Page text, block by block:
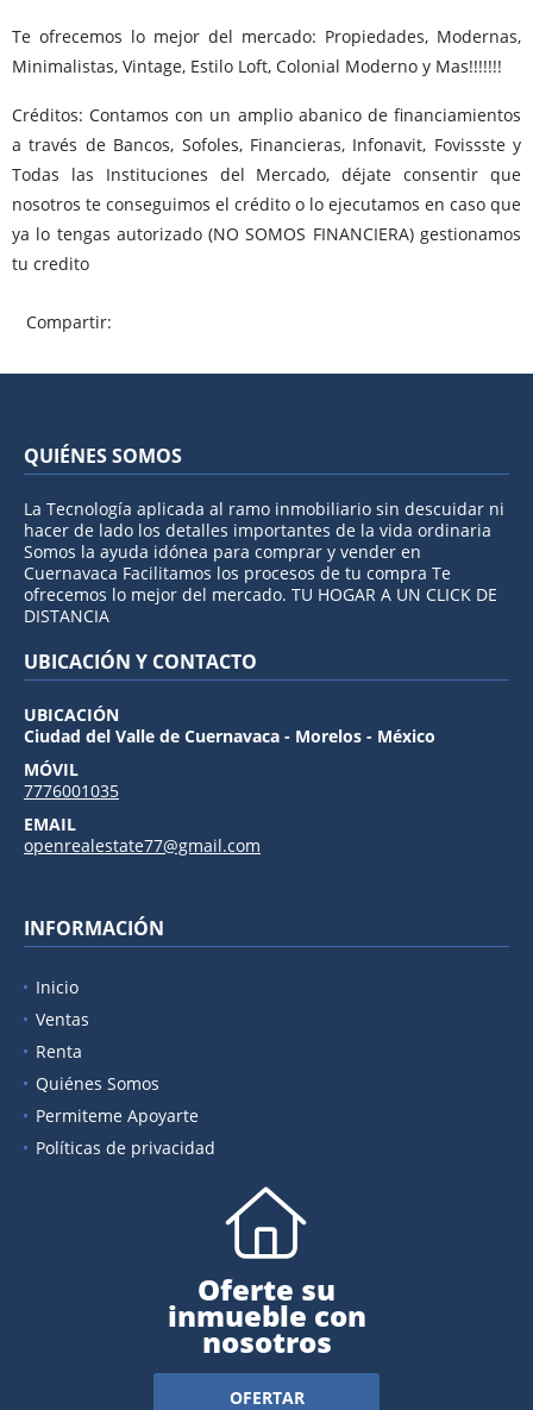
Te ofrecemos lo mejor del mercado: Propiedades, Modernas,
Minimalistas, Vintage, Estilo Loft, Colonial Moderno y Mas!!!!!!!
Créditos: Contamos con un amplio abanico de financiamientos
a través de Bancos, Sofoles, Financieras, Infonavit, Fovissste y
Todas las Instituciones del Mercado, déjate consentir que
nosotros te conseguimos el crédito o lo ejecutamos en caso que
ya lo tengas autorizado (NO SOMOS FINANCIERA) gestionamos
tu credito
Compartir:
QUIÉNES SOMOS
La Tecnología aplicada al ramo inmobiliario sin descuidar ni
hacer de lado los detalles importantes de la vida ordinaria
Somos la ayuda idónea para comprar y vender en
Cuernavaca Facilitamos los procesos de tu compra Te
ofrecemos lo mejor del mercado. TU HOGAR A UN CLICK DE
DISTANCIA
UBICACIÓN Y CONTACTO
UBICACIÓN
Ciudad del Valle de Cuernavaca - Morelos - México
MÓVIL
7776001035
EMAIL
openrealestate77@gmail.com
INFORMACIÓN
Inicio
Ventas
Renta
Quiénes Somos
Permiteme Apoyarte
Políticas de privacidad
Oferte su
inmueble con
nosotros
OFERTAR